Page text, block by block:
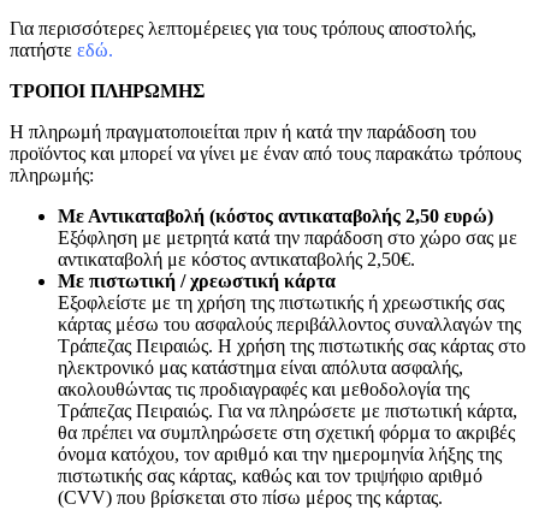
Για περισσότερες λεπτομέρειες για τους τρόπους αποστολής,
πατήστε εδώ.
ΤΡΟΠΟΙ ΠΛΗΡΩΜΗΣ
Η πληρωμή πραγματοποιείται πριν ή κατά την παράδοση του
προϊόντος και μπορεί να γίνει με έναν από τους παρακάτω τρόπους
πληρωμής:
Με Αντικαταβολή (κόστος αντικαταβολής 2,50 ευρώ)
Εξόφληση με μετρητά κατά την παράδοση στο χώρο σας με
αντικαταβολή με κόστος αντικαταβολής 2,50€.
Με πιστωτική / χρεωστική κάρτα
Εξοφλείστε με τη χρήση της πιστωτικής ή χρεωστικής σας
κάρτας μέσω του ασφαλούς περιβάλλοντος συναλλαγών της
Τράπεζας Πειραιώς. Η χρήση της πιστωτικής σας κάρτας στο
ηλεκτρονικό μας κατάστημα είναι απόλυτα ασφαλής,
ακολουθώντας τις προδιαγραφές και μεθοδολογία της
Τράπεζας Πειραιώς. Για να πληρώσετε με πιστωτική κάρτα,
θα πρέπει να συμπληρώσετε στη σχετική φόρμα το ακριβές
όνομα κατόχου, τον αριθμό και την ημερομηνία λήξης της
πιστωτικής σας κάρτας, καθώς και τον τριψήφιο αριθμό
(CVV) που βρίσκεται στο πίσω μέρος της κάρτας.